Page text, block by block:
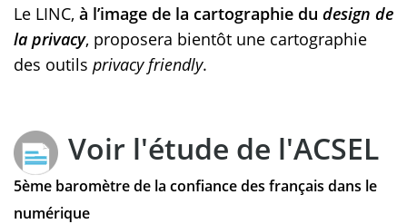
Le LINC, à l’image de la cartographie du design de
la privacy, proposera bientôt une cartographie
des outils privacy friendly.
Voir l'étude de l'ACSEL
5ème baromètre de la confiance des français dans le
numérique